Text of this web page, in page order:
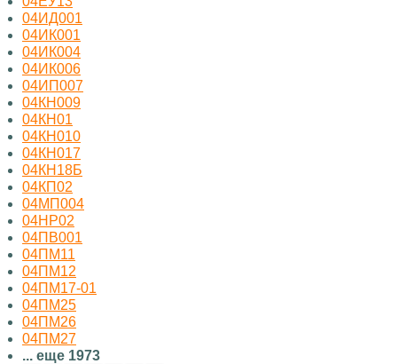
04ИД001
04ИК001
04ИК004
04ИК006
04ИП007
04КН009
04КН01
04КН010
04КН017
04КН18Б
04КП02
04МП004
04НР02
04ПВ001
04ПМ11
04ПМ12
04ПМ17-01
04ПМ25
04ПМ26
04ПМ27
... еще 1973